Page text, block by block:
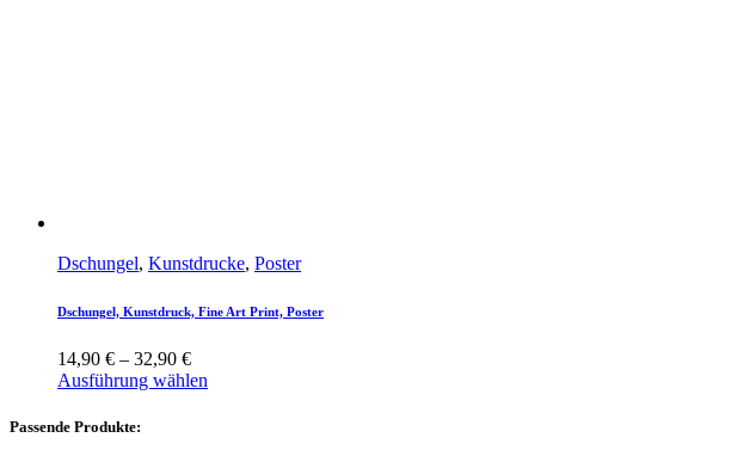
Dschungel, Kunstdrucke, Poster
Dschungel, Kunstdruck, Fine Art Print, Poster
14,90 € – 32,90 €
Ausführung wählen
Passende Produkte: